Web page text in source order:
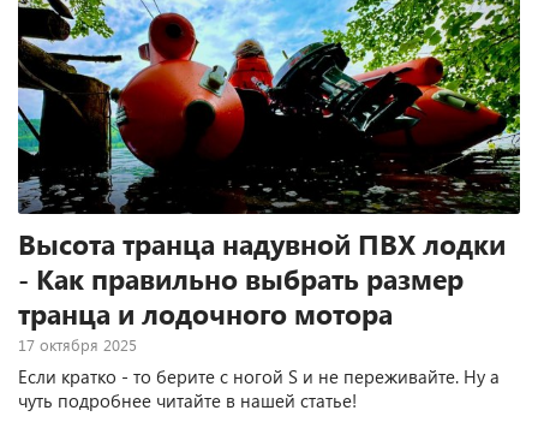
Высота транца надувной ПВХ лодки
- Как правильно выбрать размер
транца и лодочного мотора
17 октября 2025
Если кратко - то берите с ногой S и не переживайте. Ну а
чуть подробнее читайте в нашей статье!